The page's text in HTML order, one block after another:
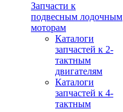
Запчасти к
подвесным лодочным
моторам
Каталоги
запчастей к 2-
тактным
двигателям
Каталоги
запчастей к 4-
тактным